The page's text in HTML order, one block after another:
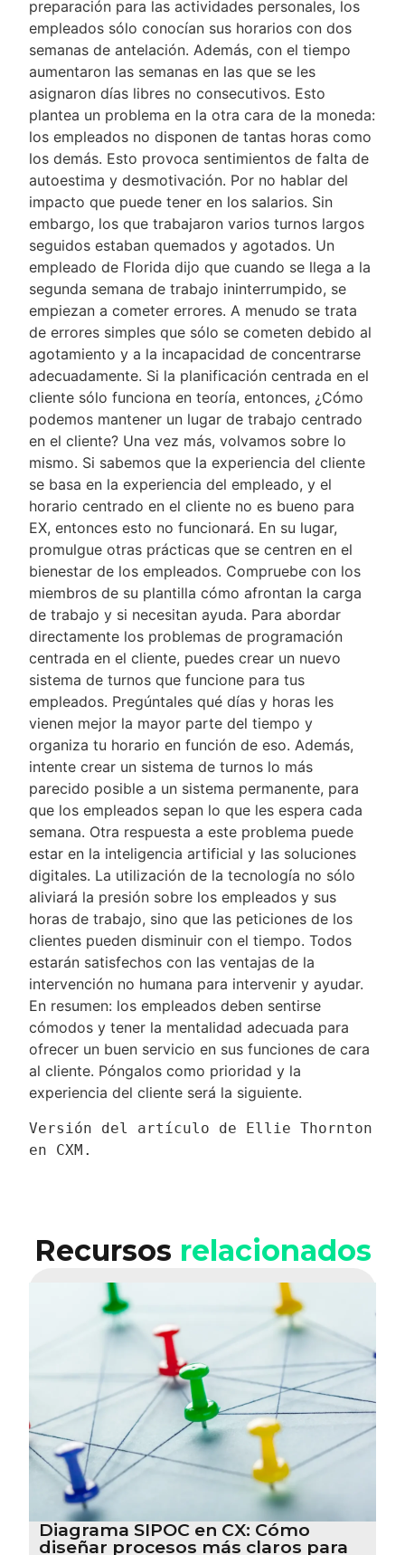
preparación para las actividades personales, los
empleados sólo conocían sus horarios con dos
semanas de antelación. Además, con el tiempo
aumentaron las semanas en las que se les
asignaron días libres no consecutivos. Esto
plantea un problema en la otra cara de la moneda:
los empleados no disponen de tantas horas como
los demás. Esto provoca sentimientos de falta de
autoestima y desmotivación. Por no hablar del
impacto que puede tener en los salarios. Sin
embargo, los que trabajaron varios turnos largos
seguidos estaban quemados y agotados. Un
empleado de Florida dijo que cuando se llega a la
segunda semana de trabajo ininterrumpido, se
empiezan a cometer errores. A menudo se trata
de errores simples que sólo se cometen debido al
agotamiento y a la incapacidad de concentrarse
adecuadamente. Si la planificación centrada en el
cliente sólo funciona en teoría, entonces, ¿Cómo
podemos mantener un lugar de trabajo centrado
en el cliente? Una vez más, volvamos sobre lo
mismo. Si sabemos que la experiencia del cliente
se basa en la experiencia del empleado, y el
horario centrado en el cliente no es bueno para
EX, entonces esto no funcionará. En su lugar,
promulgue otras prácticas que se centren en el
bienestar de los empleados. Compruebe con los
miembros de su plantilla cómo afrontan la carga
de trabajo y si necesitan ayuda. Para abordar
directamente los problemas de programación
centrada en el cliente, puedes crear un nuevo
sistema de turnos que funcione para tus
empleados. Pregúntales qué días y horas les
vienen mejor la mayor parte del tiempo y
organiza tu horario en función de eso. Además,
intente crear un sistema de turnos lo más
parecido posible a un sistema permanente, para
que los empleados sepan lo que les espera cada
semana. Otra respuesta a este problema puede
estar en la inteligencia artificial y las soluciones
digitales. La utilización de la tecnología no sólo
aliviará la presión sobre los empleados y sus
horas de trabajo, sino que las peticiones de los
clientes pueden disminuir con el tiempo. Todos
estarán satisfechos con las ventajas de la
intervención no humana para intervenir y ayudar.
En resumen: los empleados deben sentirse
cómodos y tener la mentalidad adecuada para
ofrecer un buen servicio en sus funciones de cara
al cliente. Póngalos como prioridad y la
experiencia del cliente será la siguiente.
Versión del artículo de Ellie Thornton
en CXM.
Recursos relacionados
Diagrama SIPOC en CX: Cómo
diseñar procesos más claros para